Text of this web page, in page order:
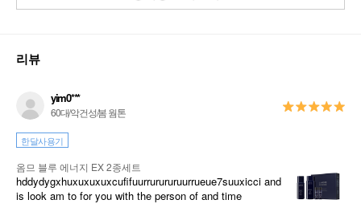
리뷰
yim0***
60대/악건성/봄 웜톤
한달사용기
옴므 블루 에너지 EX 2종세트
hddydygxhuxuxuxuxcufifuurrurururuurrueue7suuxicci and
is look am to for you with the person of and time